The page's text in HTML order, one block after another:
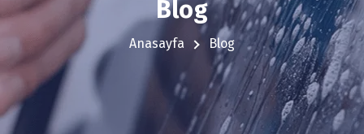
Blog
Anasayfa Blog